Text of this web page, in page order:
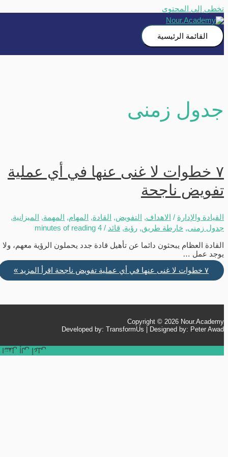
تخطي إلى المحتوى
القائمة الرئيسية
جدول زمنى
٧ خطوات لا غنى عنها في أي عملية
تفويض ناجحة
القيادة والإدارة / الاهداف ,التفويض,القادة,المهام,المهمة,الميزانية,
جدول زمنى,خارطة طريق,رؤية,قائد/
4 minutes of reading
القادة العظام يبحثون دائما عن تأهيل قادة جدد يحملون الرؤية معهم، ولا
يوجد عمل …
اقرأ المزيد »
Copyright © 2026Nour.Academy
Developed by: TransformUs | Designed by: Peter Awad
انتقل إلى أعلى